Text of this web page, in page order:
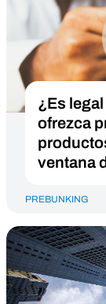
¿Es
ofrezca
ventana
PREBUNKING